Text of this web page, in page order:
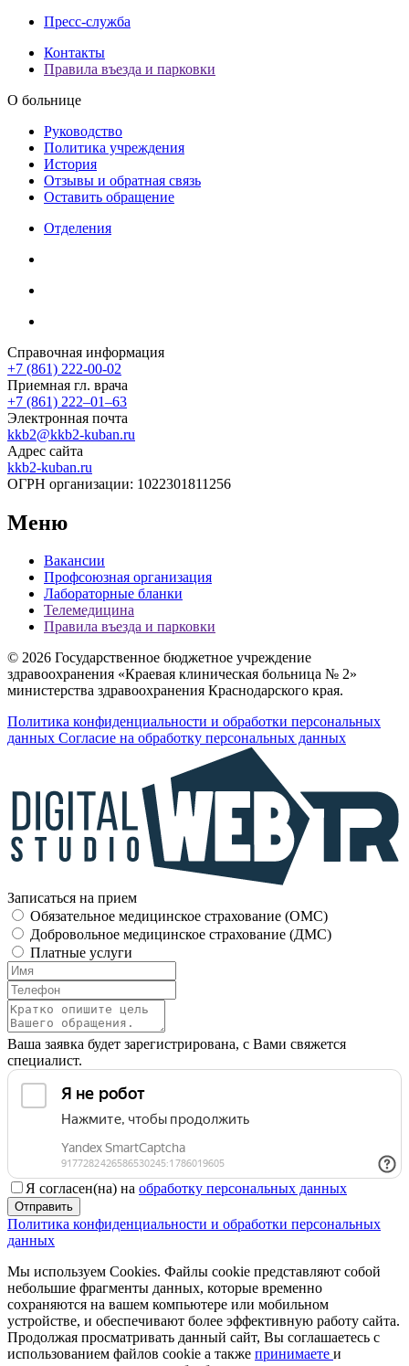
Пресс-служба
Контакты
Правила въезда и парковки
О больнице
Руководство
Политика учреждения
История
Отзывы и обратная связь
Оставить обращение
Отделения
Справочная информация
+7 (861) 222-00-02
Приемная гл. врача
+7 (861) 222‒01‒63
Электронная почта
kkb2@kkb2-kuban.ru
Адрес сайта
kkb2-kuban.ru
ОГРН организации: 1022301811256
Меню
Вакансии
Профсоюзная организация
Лабораторные бланки
Телемедицина
Правила въезда и парковки
© 2026 Государственное бюджетное учреждение
здравоохранения «Краевая клиническая больница № 2»
министерства здравоохранения Краснодарского края.
Политика конфиденциальности и обработки персональных
данных Согласие на обработку персональных данных
Записаться на прием
Обязательное медицинское страхование (OMC)
Добровольное медицинское страхование (ДМС)
Платные услуги
Ваша заявка будет зарегистрирована, с Вами свяжется
специалист.
Я согласен(на) на обработку персональных данных
Отправить
Политика конфиденциальности и обработки персональных
данных
Мы используем Cookies. Файлы cookie представляют собой
небольшие фрагменты данных, которые временно
сохраняются на вашем компьютере или мобильном
устройстве, и обеспечивают более эффективную работу сайта.
Продолжая просматривать данный сайт, Вы соглашаетесь с
использованием файлов cookie а также принимаете и